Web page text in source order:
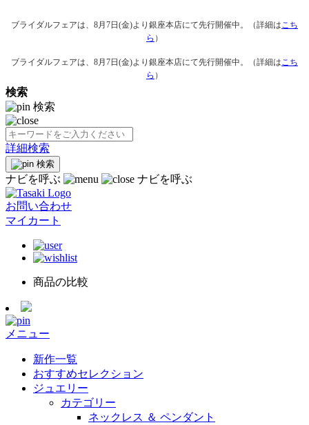
ブライダルフェアは、8月7日(金)より銀座本店にて先行開催中。（詳細はこち
ら ）
ブライダルフェアは、8月7日(金)より銀座本店にて先行開催中。（詳細はこち
ら ）
検索
検索
詳細検索
検索
ナビを呼ぶ ナビを呼ぶ
お問い合わせ
マイカート
商品の比較
メニュー
新作一覧
おすすめセレクション
ジュエリー
カテゴリー
ネックレス ＆ ペンダント